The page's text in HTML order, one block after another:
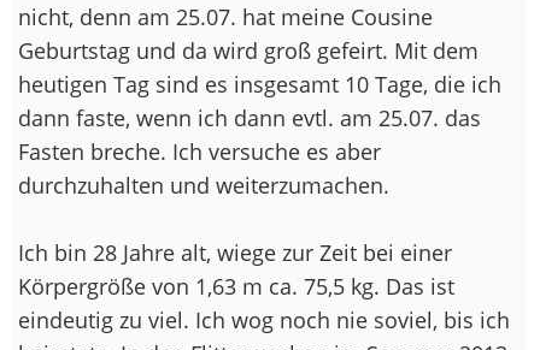
nicht, denn am 25.07. hat meine Cousine
Geburtstag und da wird groß gefeirt. Mit dem
heutigen Tag sind es insgesamt 10 Tage, die ich
dann faste, wenn ich dann evtl. am 25.07. das
Fasten breche. Ich versuche es aber
durchzuhalten und weiterzumachen.
Ich bin 28 Jahre alt, wiege zur Zeit bei einer
Körpergröße von 1,63 m ca. 75,5 kg. Das ist
eindeutig zu viel. Ich wog noch nie soviel, bis ich